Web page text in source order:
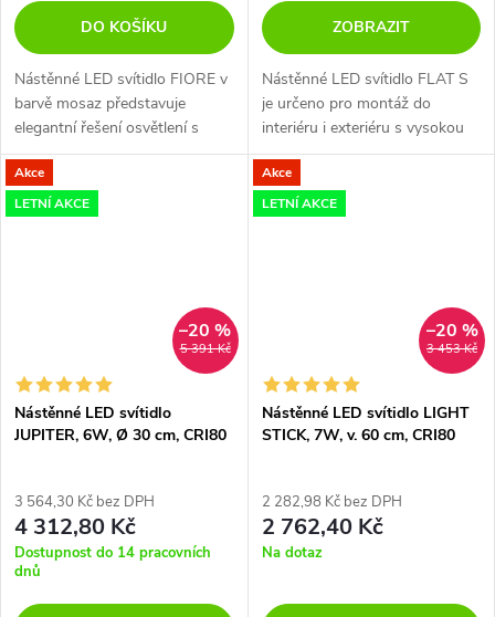
DO KOŠÍKU
Nástěnné LED svítidlo FIORE v
barvě mosaz představuje
elegantní řešení osvětlení s
podporou pro systémy
LOXONE.
ZOBRAZIT
Nástěnné LED svítidlo FLAT S
je určeno pro montáž do
interiéru i exteriéru s vysokou
IP54.
Akce
LETNÍ AKCE
5 391 Kč
–20 %
Nástěnné LED svítidlo
JUPITER, 6W, Ø 30 cm, CRI80
3 564,30 Kč bez DPH
4 312,80 Kč
Dostupnost do 14 pracovních
dnů
Akce
LETNÍ AKCE
3 453 Kč
–20 %
Nástěnné LED svítidlo LIGHT
STICK, 7W, v. 60 cm, CRI80
2 282,98 Kč bez DPH
2 762,40 Kč
Na dotaz